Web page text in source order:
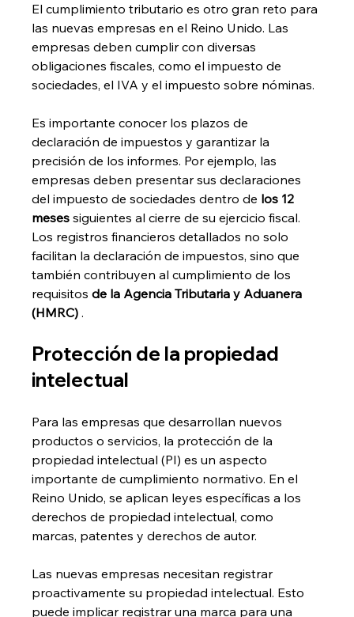
El cumplimiento tributario es otro gran reto para
las nuevas empresas en el Reino Unido. Las
empresas deben cumplir con diversas
obligaciones fiscales, como el impuesto de
sociedades, el IVA y el impuesto sobre nóminas.
Es importante conocer los plazos de
declaración de impuestos y garantizar la
precisión de los informes. Por ejemplo, las
empresas deben presentar sus declaraciones
del impuesto de sociedades dentro de los 12
meses siguientes al cierre de su ejercicio fiscal.
Los registros financieros detallados no solo
facilitan la declaración de impuestos, sino que
también contribuyen al cumplimiento de los
requisitos de la Agencia Tributaria y Aduanera
(HMRC) .
Protección de la propiedad
intelectual
Para las empresas que desarrollan nuevos
productos o servicios, la protección de la
propiedad intelectual (PI) es un aspecto
importante de cumplimiento normativo. En el
Reino Unido, se aplican leyes específicas a los
derechos de propiedad intelectual, como
marcas, patentes y derechos de autor.
Las nuevas empresas necesitan registrar
proactivamente su propiedad intelectual. Esto
puede implicar registrar una marca para una